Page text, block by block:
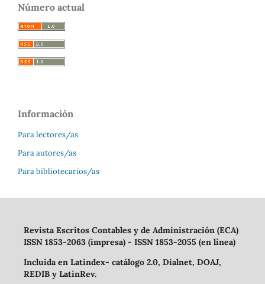
Número actual
Información
Para lectores/as
Para autores/as
Para bibliotecarios/as
Revista Escritos Contables y de Administración (ECA)
ISSN 1853-2063 (impresa) - ISSN 1853-2055 (en línea)
Incluida en Latindex- catálogo 2.0, Dialnet, DOAJ,
REDIB y LatinRev.